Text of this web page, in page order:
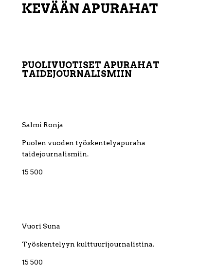
KEVÄÄN APURAHAT
PUOLIVUOTISET APURAHAT
TAIDEJOURNALISMIIN
Salmi Ronja
Puolen vuoden työskentelyapuraha
taidejournalismiin.
15 500
Vuori Suna
Työskentelyyn kulttuurijournalistina.
15 500